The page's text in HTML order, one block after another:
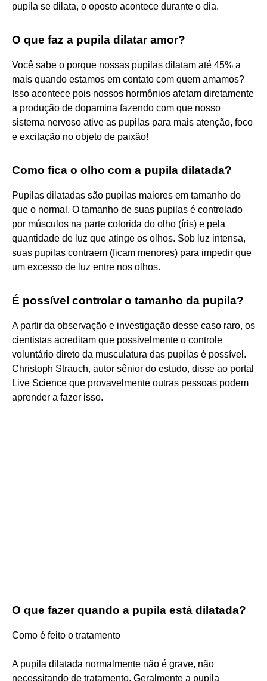
pupila se dilata, o oposto acontece durante o dia.
O que faz a pupila dilatar amor?
Você sabe o porque nossas pupilas dilatam até 45% a
mais quando estamos em contato com quem amamos?
Isso acontece pois nossos hormônios afetam diretamente
a produção de dopamina fazendo com que nosso
sistema nervoso ative as pupilas para mais atenção, foco
e excitação no objeto de paixão!
Como fica o olho com a pupila dilatada?
Pupilas dilatadas são pupilas maiores em tamanho do
que o normal. O tamanho de suas pupilas é controlado
por músculos na parte colorida do olho (íris) e pela
quantidade de luz que atinge os olhos. Sob luz intensa,
suas pupilas contraem (ficam menores) para impedir que
um excesso de luz entre nos olhos.
É possível controlar o tamanho da pupila?
A partir da observação e investigação desse caso raro, os
cientistas acreditam que possivelmente o controle
voluntário direto da musculatura das pupilas é possível.
Christoph Strauch, autor sênior do estudo, disse ao portal
Live Science que provavelmente outras pessoas podem
aprender a fazer isso.
O que fazer quando a pupila está dilatada?
Como é feito o tratamento
A pupila dilatada normalmente não é grave, não
necessitando de tratamento. Geralmente a pupila